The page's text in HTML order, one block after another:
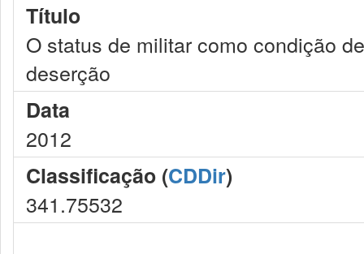
Título
O status de militar como condição
deserção
Data
2012
Classificação (CDDir)
341.75532